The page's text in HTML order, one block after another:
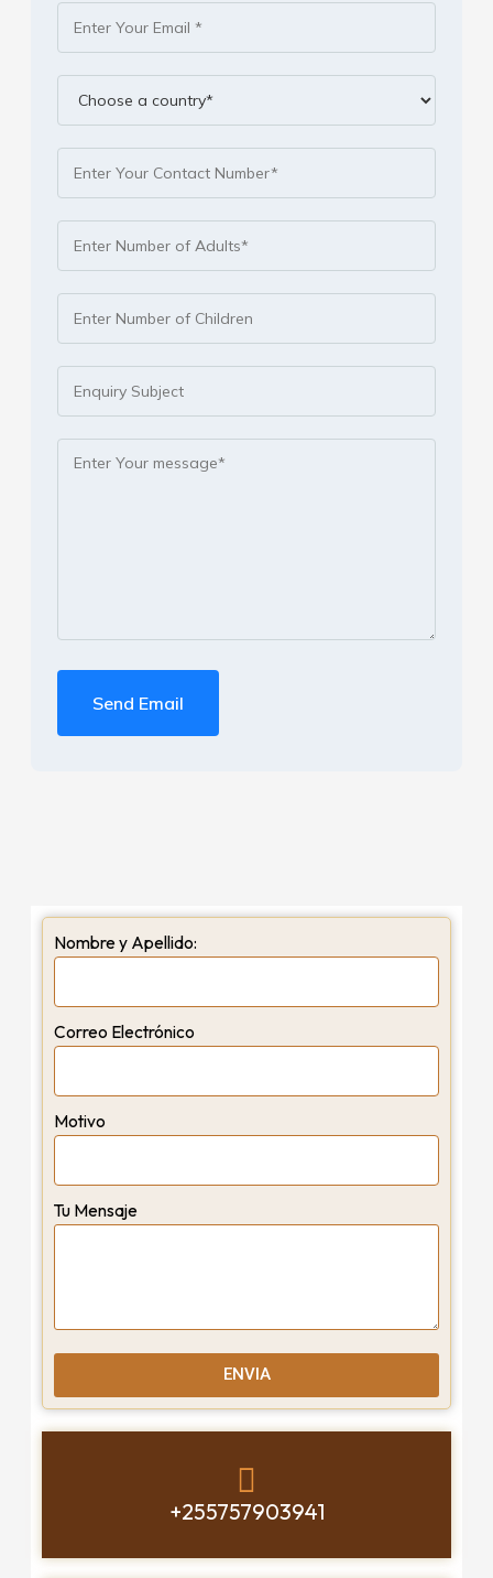
Send Email
Nombre y Apellido:
Correo Electrónico
Motivo
Tu Mensaje
ENVIA
+255757903941